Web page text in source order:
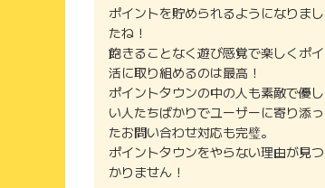
ポイントを貯められるようになりまし
たね！
飽きることなく遊び感覚で楽しくポイ
活に取り組めるのは最高！
ポイントタウンの中の人も素敵で優し
い人たちばかりでユーザーに寄り添っ
たお問い合わせ対応も完璧。
ポイントタウンをやらない理由が見つ
かりません！